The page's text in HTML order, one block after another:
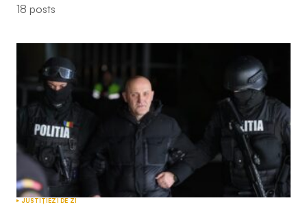
18 posts
JUSTIȚIEZI DE ZI